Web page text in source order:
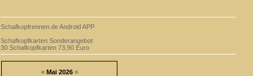
Schafkopfrennen.de Android APP
Schafkopfkarten Sonderangebot
30 Schafkopfkarten 73,90 Euro
«Mai 2026 »